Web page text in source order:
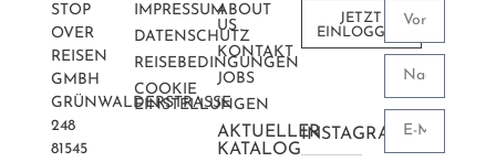
STOP
OVER
REISEN
GMBH
GRÜNWALDERSTRASSE 2
48
81545
IMPRESSUM
DATENSCHUTZ
REISEBEDINGUNGEN
COOKIE
EINSTELLUNGEN
ABOUT
US
KONTAKT
JOBS
AKTUELLER
KATALOG
JETZT
EINLOGGEN
INSTAGRAM